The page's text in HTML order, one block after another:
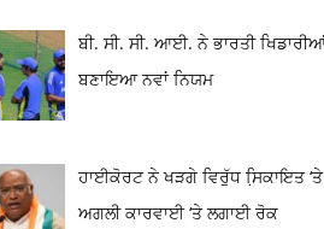
ਬੀ. ਸੀ. ਸੀ. ਆਈ. ਨੇ ਭਾਰਤੀ
ਬਣਾਇਆ ਨਵਾਂ ਨਿਯਮ
ਹਾਈਕੋਰਟ ਨੇ ਖੜਗੇ ਵਿਰੁੱਧ ਸਿ਼ਕਾਇਤ ‘ਤੇ
ਅਗਲੀ ਕਾਰਵਾਈ ‘ਤੇ ਲਗਾਈ ਰੋਕ